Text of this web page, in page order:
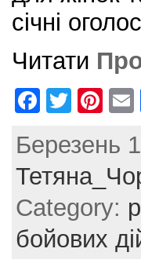
січні
Читати
F
c
e
b
o
o
T
itt
er
Pi
er
e
st
l
Березень
Category:
бойових